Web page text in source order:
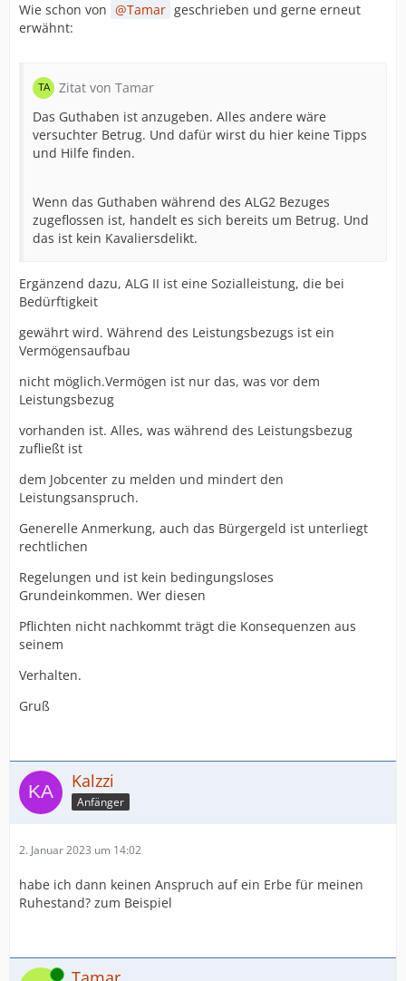
Wie schon von
Tamar geschrieben und gerne erneut
erwähnt:
Zitat von Tamar
Das Guthaben ist anzugeben. Alles andere wäre
versuchter Betrug. Und dafür wirst du hier keine Tipps
und Hilfe finden.
Wenn das Guthaben während des ALG2 Bezuges
zugeflossen ist, handelt es sich bereits um Betrug. Und
das ist kein Kavaliersdelikt.
Ergänzend dazu, ALG II ist eine Sozialleistung, die bei
Bedürftigkeit
gewährt wird. Während des Leistungsbezugs ist ein
Vermögensaufbau
nicht möglich.Vermögen ist nur das, was vor dem
Leistungsbezug
vorhanden ist. Alles, was während des Leistungsbezug
zufließt ist
dem Jobcenter zu melden und mindert den
Leistungsanspruch.
Generelle Anmerkung, auch das Bürgergeld ist unterliegt
rechtlichen
Regelungen und ist kein bedingungsloses
Grundeinkommen. Wer diesen
Pflichten nicht nachkommt trägt die Konsequenzen aus
seinem
Verhalten.
Gruß
Kalzzi
Anfänger
2. Januar 2023 um 14:02
habe ich dann keinen Anspruch auf ein Erbe für meinen
Ruhestand? zum Beispiel
Online